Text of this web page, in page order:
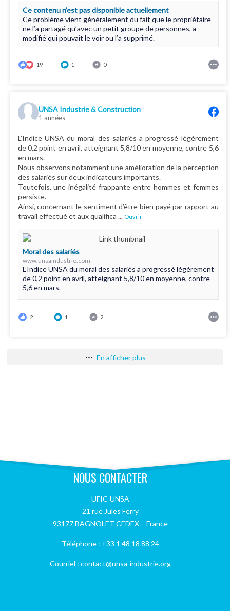
Ce contenu n’est pas disponible actuellement
Ce problème vient généralement du fait que le propriétaire
ne l’a partagé qu’avec un petit groupe de personnes, a
modifié qui pouvait le voir ou l’a supprimé.
19 1 0
UNSA Industrie & Construction
1 années
L’Indice UNSA du moral des salariés a progressé légèrement
de 0,2 point en avril, atteignant 5,8/10 en moyenne, contre 5,6
en mars.
Nous observons notamment une amélioration de la perception
des salariés sur deux indicateurs importants.
Toutefois, une inégalité frappante entre hommes et femmes
persiste.
Ainsi, concernant le sentiment d’être bien payé par rapport au
travail effectué et aux qualifica ... Ouvrir
Moral des salariés
www.unsaindustrie.com
L’Indice UNSA du moral des salariés a progressé légèrement
de 0,2 point en avril, atteignant 5,8/10 en moyenne, contre
5,6 en mars.
2 1 2
En afficher plus
NOUS CONTACTER
UFIC-UNSA
21 rue Jules Ferry
93177 BAGNOLET CEDEX – France
Téléphone : +33 1 48 18 88 24
Courriel : contact@unsa-industrie.org